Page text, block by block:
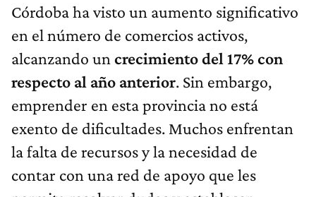
Córdoba ha visto un aumento significativo
en el número de comercios activos,
alcanzando un crecimiento del 17% con
respecto al año anterior. Sin embargo,
emprender en esta provincia no está
exento de dificultades. Muchos enfrentan
la falta de recursos y la necesidad de
contar con una red de apoyo que les